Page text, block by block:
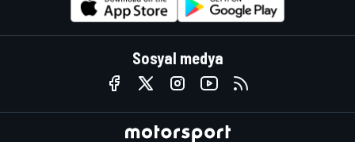
Sosyal medya